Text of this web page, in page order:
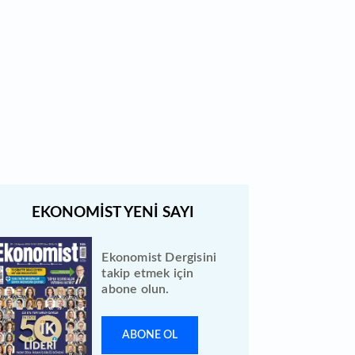
Ekonomist Dergisini
takip etmek için
abone olun.
ABONE OL